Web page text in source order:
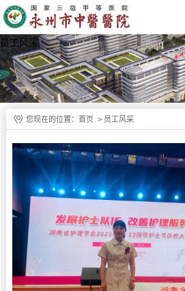
员工风采
您现在的位置： 首页> 员工风采